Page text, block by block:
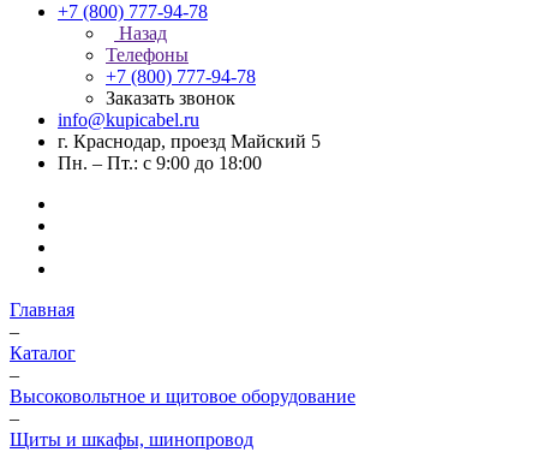
+7 (800) 777-94-78
Назад
Телефоны
+7 (800) 777-94-78
Заказать звонок
info@kupicabel.ru
г. Краснодар, проезд Майский 5
Пн. – Пт.: с 9:00 до 18:00
Главная
–
Каталог
–
Высоковольтное и щитовое оборудование
–
Щиты и шкафы, шинопровод